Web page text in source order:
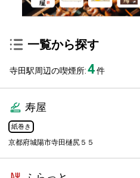
一覧から探す
寺田駅周辺の喫煙所:4件
寿屋
紙巻き
京都府城陽市寺田樋尻５５